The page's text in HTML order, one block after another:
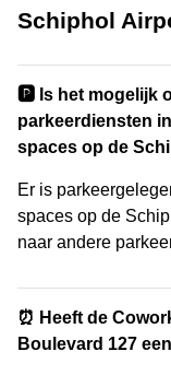
Schiphol
🅿️ Is het mogelijk
parkeerdiensten
spaces op de
Er is
spaces op de
naar andere
⏰ Heeft de
Boulevard 127